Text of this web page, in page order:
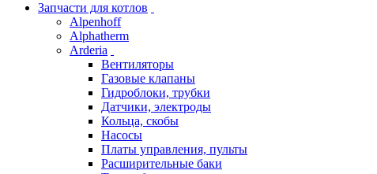
Запчасти для котлов
Alpenhoff
Alphatherm
Arderia
Вентиляторы
Газовые клапаны
Гидроблоки, трубки
Датчики, электроды
Кольца, скобы
Насосы
Платы управления, пульты
Расширительные баки